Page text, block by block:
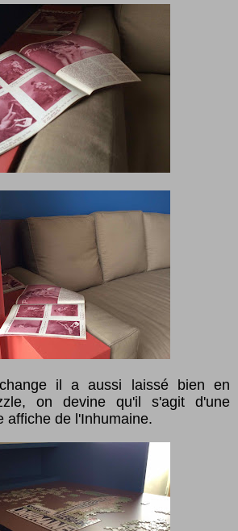
il a aussi laissé bien en
on devine qu'il s'agit d'une
affiche de l'Inhumaine.